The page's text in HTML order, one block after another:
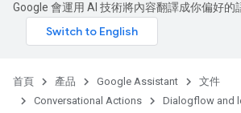
Google 會運用 AI 技術將內容翻譯成你偏好的
首頁 產品 Google Assistant
文件
Conversational Actions
Dialogflow and